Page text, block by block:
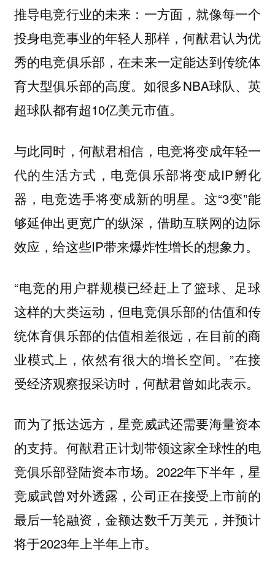
推导电竞行业的未来：一方面，就像每一个
投身电竞事业的年轻人那样，何猷君认为优
秀的电竞俱乐部，在未来一定能达到传统体
育大型俱乐部的高度。如很多NBA球队、英
超球队都有超10亿美元市值。
与此同时，何猷君相信，电竞将变成年轻一
代的生活方式，电竞俱乐部将变成IP孵化
器，电竞选手将变成新的明星。这“3变”能
够延伸出更宽广的纵深，借助互联网的边际
效应，给这些IP带来爆炸性增长的想象力。
“电竞的用户群规模已经赶上了篮球、足球
这样的大类运动，但电竞俱乐部的估值和传
统体育俱乐部的估值相差很远，在目前的商
业模式上，依然有很大的增长空间。”在接
受经济观察报采访时，何猷君曾如此表示。
而为了抵达远方，星竞威武还需要海量资本
的支持。何猷君正计划带领这家全球性的电
竞俱乐部登陆资本市场。2022年下半年，星
竞威武曾对外透露，公司正在接受上市前的
最后一轮融资，金额达数千万美元，并预计
将于2023年上半年上市。